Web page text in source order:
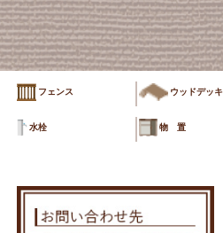
フェンス ウッドデッキ
水栓 物 置